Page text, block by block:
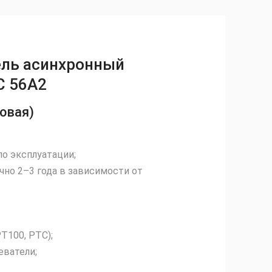
асинхронный
56А2
эксплуатации;
2–3 года в зависимости от
PTC);